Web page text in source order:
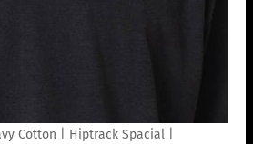
Cotton | Hiptrack Spacial |